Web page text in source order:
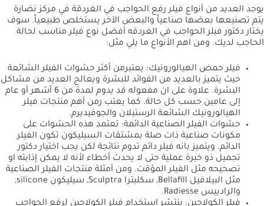
يوجد العديد من أنواع فيلر رفع الحواجب في الغردقة في مركز نضارة
يتم تصنيعها بعضها صناعياً والبعض الآخر يستخلص طبيعياً. سوف
يختار دكتور فيلر الحواجب في الغردقه أفضل نوع فيلر مناسب لحالة
الحاجب لديك. ومن اهم الأنواع ما يلي مثل:
فيلرحمض الهيالورونيك: يعتبرمن أكثر حشوات الفيلر الشائعة
حيث يتميز بالعديد من الفوائد للبشرة ويعالج العديد من مشاكل
البشرة. علاوة على ان مفعوله قد يدوم لمدة من 6 أشهر أو عام
إلى عامين حسب كل حالة. كما يعتب رمن أهم منتجات فيلر
الهيالورونيك الشائعة الرستيلان والجوفيديرم.
حشوات الفيلر الصناعية الدائمة: تعتمد هذه الحشوات على
مكونات صناعية ذات صلة بمشتقات السيليكون تكون الفيلر
الدائم. ويتميز بانه فيلر دائم تدوم نتائجة لكن يجب اختيار دكتور
تجميل ذو خبرة عملية حتى لا يحدث أخطاء لأنه لا يمكن إذابته او
تصحيحه مثل الفيلر المؤقت. ومن أمثلة منتجات الفيلر الصناعية
مثل البيلافيل Bellafill, سكلبترا Sculptra, سيليكون silicone,
والرادييس Radiesse.
فيلر الكولاجين: ينتشر استخدام فيلر الكولاجين لرفع الحواجب